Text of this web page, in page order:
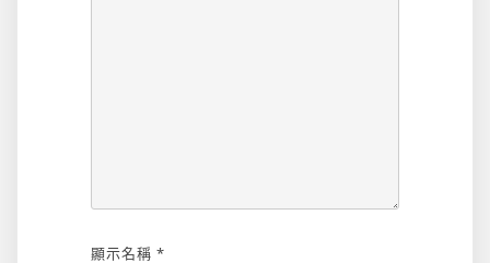
顯示名稱 *